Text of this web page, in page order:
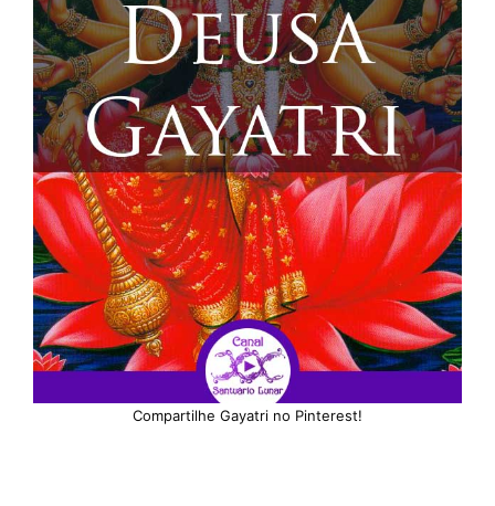
Compartilhe Gayatri no Pinterest!